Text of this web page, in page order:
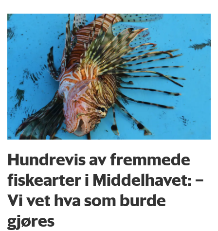
Hundrevis av fremmede
fiskearter i Middelhavet: –
Vi vet hva som burde
gjøres